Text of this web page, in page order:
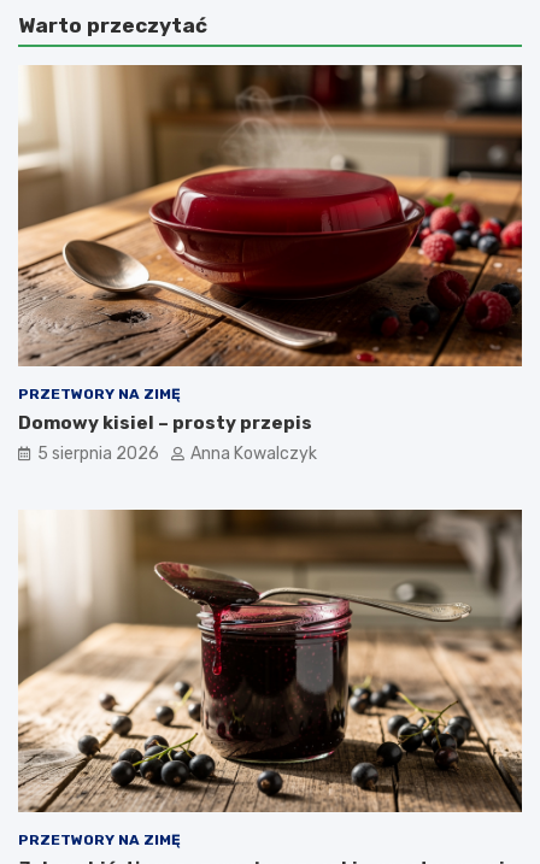
Warto przeczytać
PRZETWORY NA ZIMĘ
Domowy kisiel – prosty przepis
5 sierpnia 2026 Anna Kowalczyk
PRZETWORY NA ZIMĘ